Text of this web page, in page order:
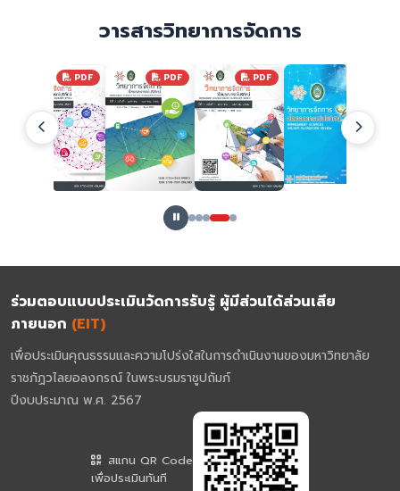
วารสารวิทยาการจัดการ
PDF PDF PDF
ร่วมตอบแบบประเมินวัดการรับรู้ ผู้มีส่วนได้ส่วนเสีย
ภายนอก (EIT)
เพื่อประเมินคุณธรรมและความโปร่งใสในการดำเนินงานของมหาวิทยาลัย
ราชภัฏวไลยอลงกรณ์ ในพระบรมราชูปถัมภ์
ปีงบประมาณ พ.ศ. 2567
สแกน QR Code
เพื่อประเมินทันที